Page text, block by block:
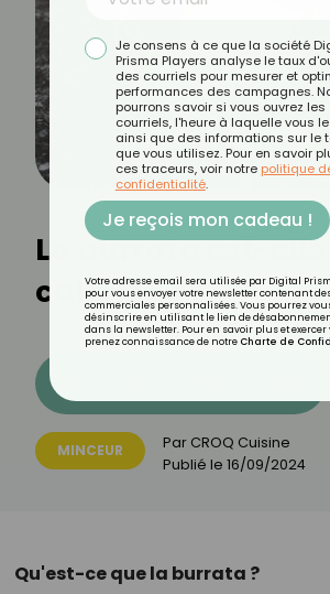
La burrata est-elle
calorique ?
MINCEUR Par CROQ Cuisine
Publié le 16/09/2024
Qu'est-ce que la burrata ?
Je consens à ce que la société
Prisma Players analyse le taux
des courriels pour mesurer et
performances des campagnes.
pourrons savoir si vous ouvrez les
courriels, l'heure à laquelle vous
ainsi que des informations sur le
que vous utilisez. Pour en savoir
ces traceurs, voir notre politique
confidentialité.
Je reçois mon cadeau !
Votre adresse email sera utilisée par Digital
pour vous envoyer votre newsletter contenant
commerciales personnalisées. Vous pourrez
désinscrire en utilisant le lien de
dans la newsletter. Pour en savoir plus et exercer
prenez connaissance de notre Charte de